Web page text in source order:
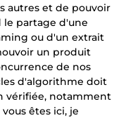
autres et de pouvoir
le partage d'une
ou d'un extrait
un produit
de nos
d'algorithme doit
vérifiée, notamment
êtes ici, je